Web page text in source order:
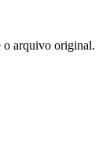
o arquivo original.